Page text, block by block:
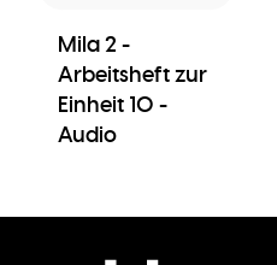
Mila 2 -
Arbeitsheft zur
Einheit 10 -
Audio